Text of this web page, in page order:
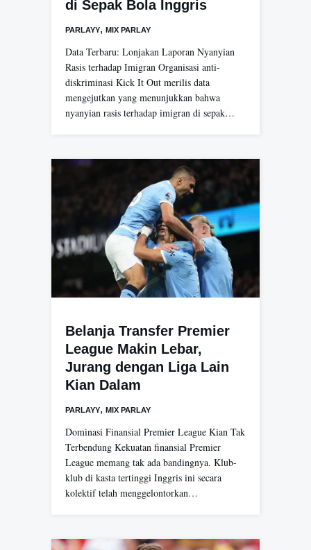
di Sepak Bola Inggris
PARLAYY, MIX PARLAY
Data Terbaru: Lonjakan Laporan Nyanyian
Rasis terhadap Imigran Organisasi anti-
diskriminasi Kick It Out merilis data
mengejutkan yang menunjukkan bahwa
nyanyian rasis terhadap imigran di sepak…
Belanja Transfer Premier
League Makin Lebar,
Jurang dengan Liga Lain
Kian Dalam
PARLAYY, MIX PARLAY
Dominasi Finansial Premier League Kian Tak
Terbendung Kekuatan finansial Premier
League memang tak ada bandingnya. Klub-
klub di kasta tertinggi Inggris ini secara
kolektif telah menggelontorkan…